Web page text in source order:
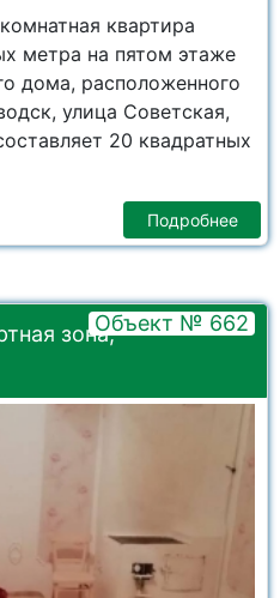
квартира
метра на пятом этаже
дома, расположенного
улица Советская,
20 квадратных
Подробнее
зона,Объект № 662